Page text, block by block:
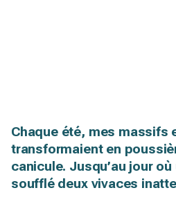
Chaque été, mes massifs
transformaient en
canicule. Jusqu’au jour
soufflé deux vivaces